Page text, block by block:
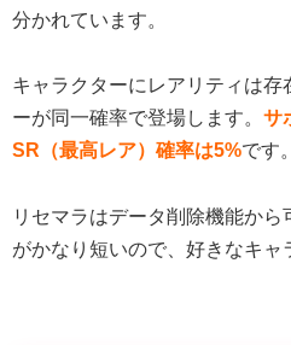
分かれています。
キャラクターにレアリティは存
ーが同一確率で登場します。 サ
SR（最高レア）確率は5%です。
リセマラはデータ削除機能か
がかなり短いので、好きなキャ